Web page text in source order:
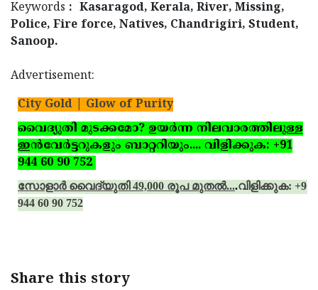
Keywords : Kasaragod, Kerala, River, Missing,
Police, Fire force, Natives, Chandrigiri, Student,
Sanoop.
Advertisement:
City Gold | Glow of Purity
വൈദ്യുതി മുടക്കമോ? ഉയര്‍ന്ന നിലവാരത്തിലുള്ള
ഇന്‍വേര്‍ട്ടറുകളും ബാറ്ററിയും.... വിളിക്കുക: +91
944 60 90 752
സോളാര്‍ വൈദ്യുതി 49,000 രൂപ മുതല്‍....വിളിക്കുക: +91
944 60 90 752
Share this story